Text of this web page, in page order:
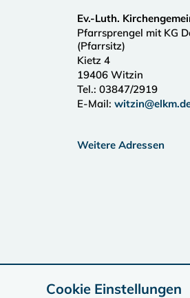
Ev.-Luth.
Pfarrsprengel mit KG
(Pfarrsitz)
Kietz 4
19406 Witzin
Tel.: 03847/2919
E-Mail:
Weitere Adressen
Cookie Einstellungen